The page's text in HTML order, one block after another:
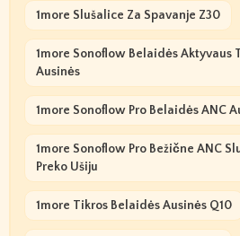
1more Slušalice Za Spavanje Z30
1more Sonoflow Belaidės Aktyvaus
Ausinės
1more Sonoflow Pro Belaidės ANC
1more Sonoflow Pro Bežične ANC
Preko Ušiju
1more Tikros Belaidės Ausinės Q10